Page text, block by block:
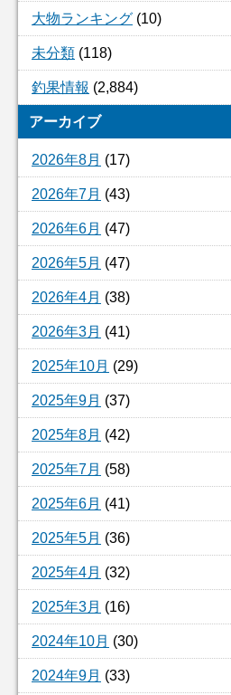
大物ランキング (10)
未分類 (118)
釣果情報 (2,884)
アーカイブ
2026年8月 (17)
2026年7月 (43)
2026年6月 (47)
2026年5月 (47)
2026年4月 (38)
2026年3月 (41)
2025年10月 (29)
2025年9月 (37)
2025年8月 (42)
2025年7月 (58)
2025年6月 (41)
2025年5月 (36)
2025年4月 (32)
2025年3月 (16)
2024年10月 (30)
2024年9月 (33)